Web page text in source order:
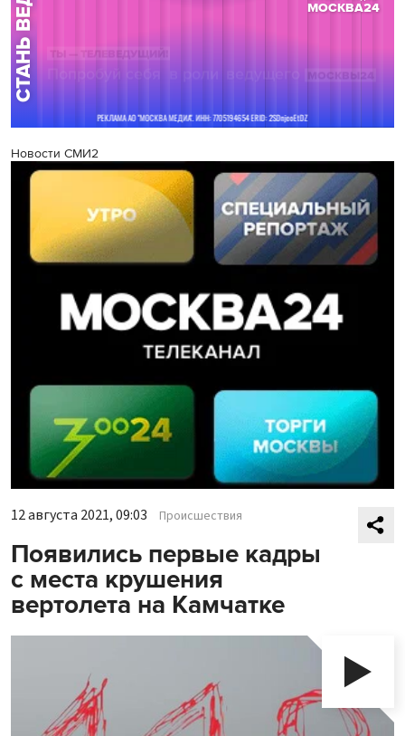
Новости СМИ2
12 августа 2021, 09:03 Происшествия
Появились первые кадры
с места крушения
вертолета на Камчатке